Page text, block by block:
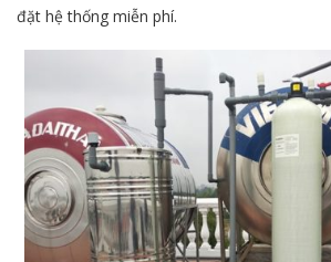
đặt hệ thống miễn phí.